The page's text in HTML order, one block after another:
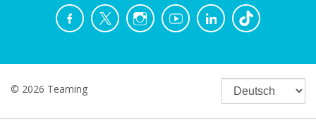
© 2026 Teaming